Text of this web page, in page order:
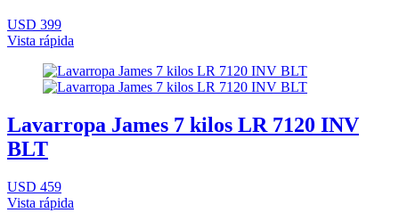
USD 399
Vista rápida
Lavarropa James 7 kilos LR 7120 INV
BLT
USD 459
Vista rápida